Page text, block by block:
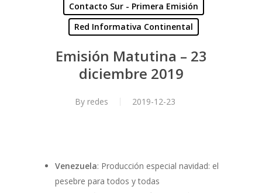
Contacto Sur - Primera Emisión
Red Informativa Continental
Emisión Matutina – 23
diciembre 2019
By redes 2019-12-23
Venezuela: Producción especial navidad: el
pesebre para todos y todas